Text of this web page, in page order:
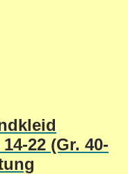
22 (Gr. 40-